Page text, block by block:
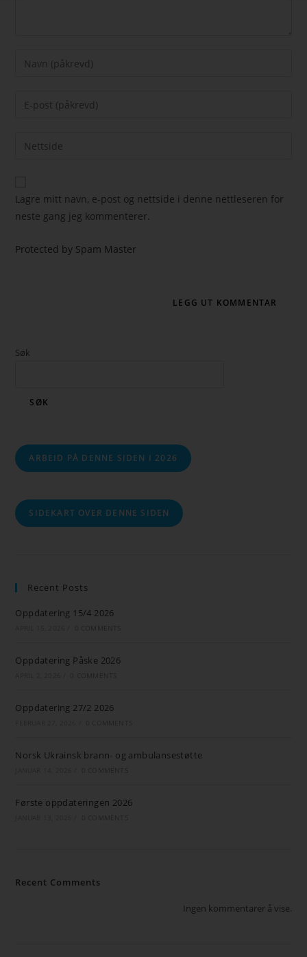
Lagre mitt navn, e-post og nettside i denne nettleseren for
neste gang jeg kommenterer.
Protected by Spam Master
Søk
SØK
ARBEID PÅ DENNE SIDEN I 2026
SIDEKART OVER DENNE SIDEN
Recent Posts
Oppdatering 15/4 2026
Oppdatering Påske 2026
Oppdatering 27/2 2026
Norsk Ukrainsk brann- og ambulansestøtte
Første oppdateringen 2026
Recent Comments
Ingen kommentarer å vise.